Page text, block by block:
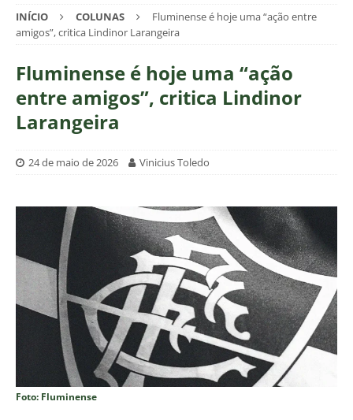
INÍCIO COLUNAS
Fluminense é hoje uma “ação entre
amigos”, critica Lindinor Larangeira
Fluminense é hoje uma “ação
entre amigos”, critica Lindinor
Larangeira
24 de maio de 2026 Vinicius Toledo
Foto: Fluminense